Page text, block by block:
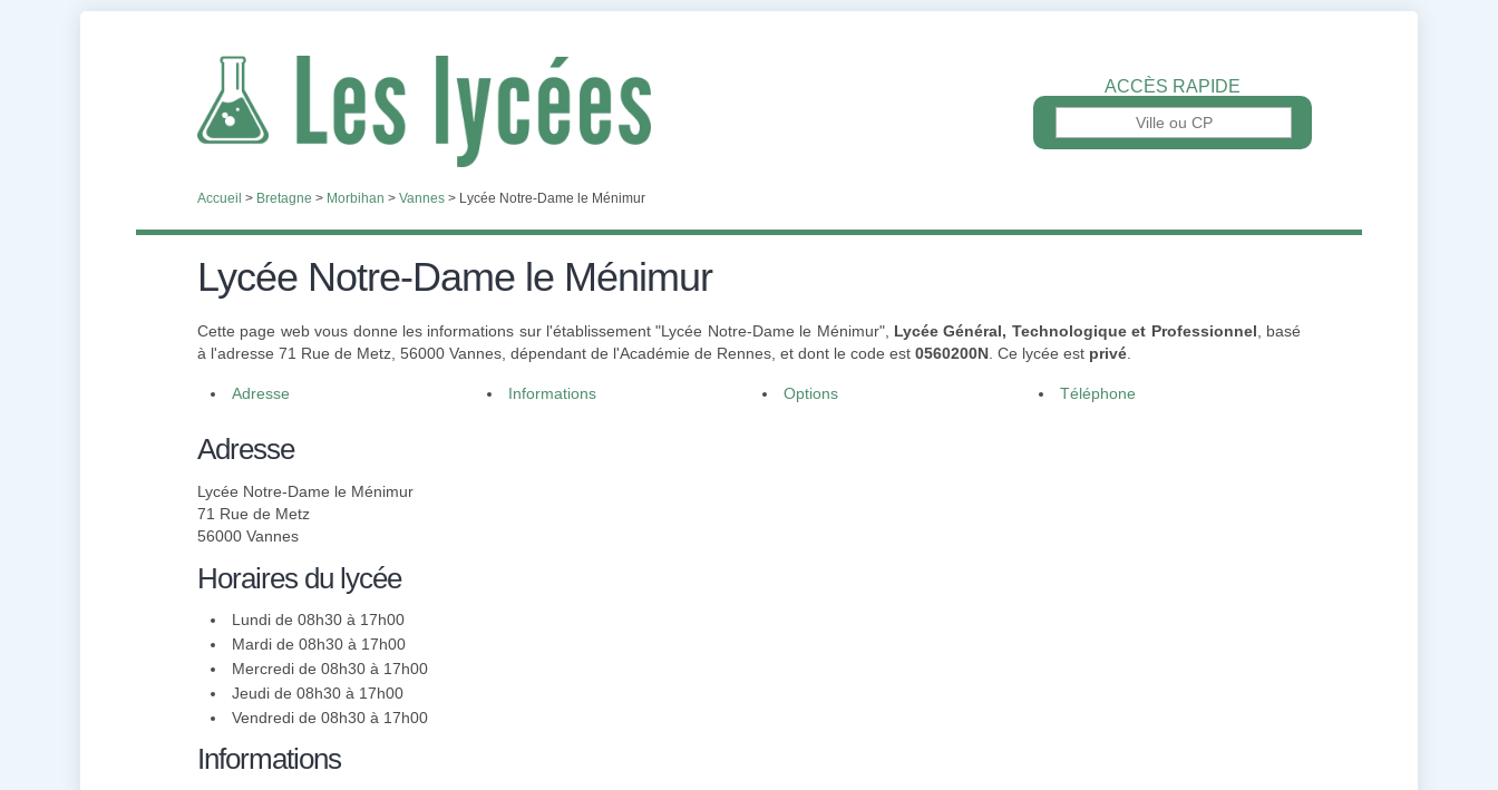
ACCÈS RAPIDE
Accueil > Bretagne > Morbihan > Vannes > Lycée Notre-Dame le Ménimur
Lycée Notre-Dame le Ménimur
Cette page web vous donne les informations sur l'établissement "Lycée Notre-Dame le Ménimur", Lycée Général, Technologique et Professionnel , basé
à l'adresse 71 Rue de Metz, 56000 Vannes, dépendant de l'Académie de Rennes, et dont le code est 0560200N . Ce lycée est privé
Adresse Informations Options Téléphone
Adresse
Lycée Notre-Dame le Ménimur
71 Rue de Metz
56000 Vannes
Horaires du lycée
Lundi de 08h30 à 17h00
Mardi de 08h30 à 17h00
Mercredi de 08h30 à 17h00
Jeudi de 08h30 à 17h00
Vendredi de 08h30 à 17h00
Informations